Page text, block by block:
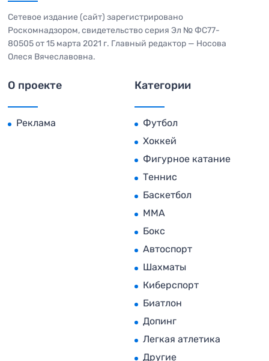
Сетевое издание (сайт) зарегистрировано
Роскомнадзором, свидетельство серия Эл № ФС77-
80505 от 15 марта 2021 г. Главный редактор — Носова
Олеся Вячеславовна.
О проекте
Реклама
Категории
Футбол
Хоккей
Фигурное катание
Теннис
Баскетбол
MMA
Бокс
Автоспорт
Шахматы
Киберспорт
Биатлон
Допинг
Легкая атлетика
Другие